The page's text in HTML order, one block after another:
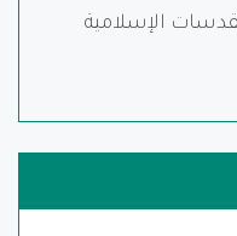
الإسلامية